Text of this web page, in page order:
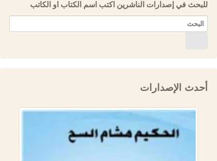
للبحث في إصدارات الناشرين اكتب اسم الكتاب او الكاتب
أحدث الإصدارات